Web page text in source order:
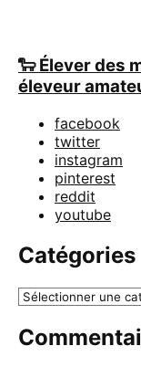
🐑 Élever des
éleveur
facebook
twitter
instagram
pinterest
reddit
youtube
Catégories
Catégories